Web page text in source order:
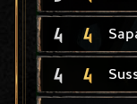
4 4
4 4